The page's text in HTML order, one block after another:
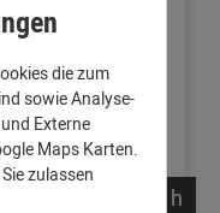
mit
Zuschnitt
mm Länge 1
Aluminium
h
die zum
sowie Analyse-
Externe
Maps Karten.
zulassen